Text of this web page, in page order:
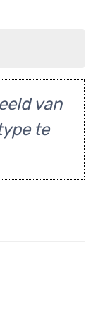
van
te